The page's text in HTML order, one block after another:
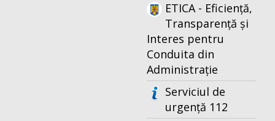
ETICA - Eficiență,
Transparență și
Interes pentru
Conduita din
Administrație
Serviciul de
urgență 112